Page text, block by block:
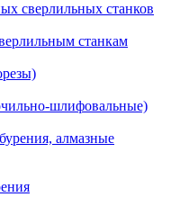
сверлильных станков
станкам
шлифовальные)
алмазные